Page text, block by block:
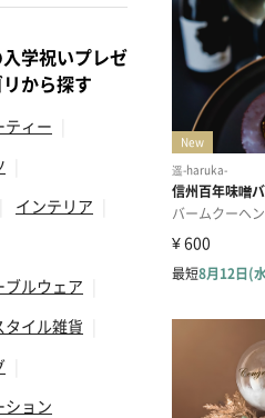
学祝いプレゼ
から探す
ティー
インテリア
ブルウェア
イル雑貨
ション